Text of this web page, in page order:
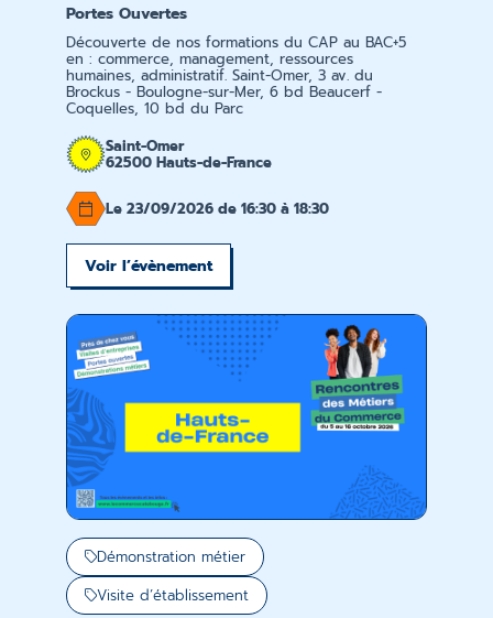
Portes Ouvertes
Découverte de nos formations du CAP au BAC+5
en : commerce, management, ressources
humaines, administratif. Saint-Omer, 3 av. du
Brockus - Boulogne-sur-Mer, 6 bd Beaucerf -
Coquelles, 10 bd du Parc
Saint-Omer
62500 Hauts-de-France
Le 23/09/2026 de 16:30 à 18:30
Voir l’évènement
Démonstration métier
Visite d’établissement